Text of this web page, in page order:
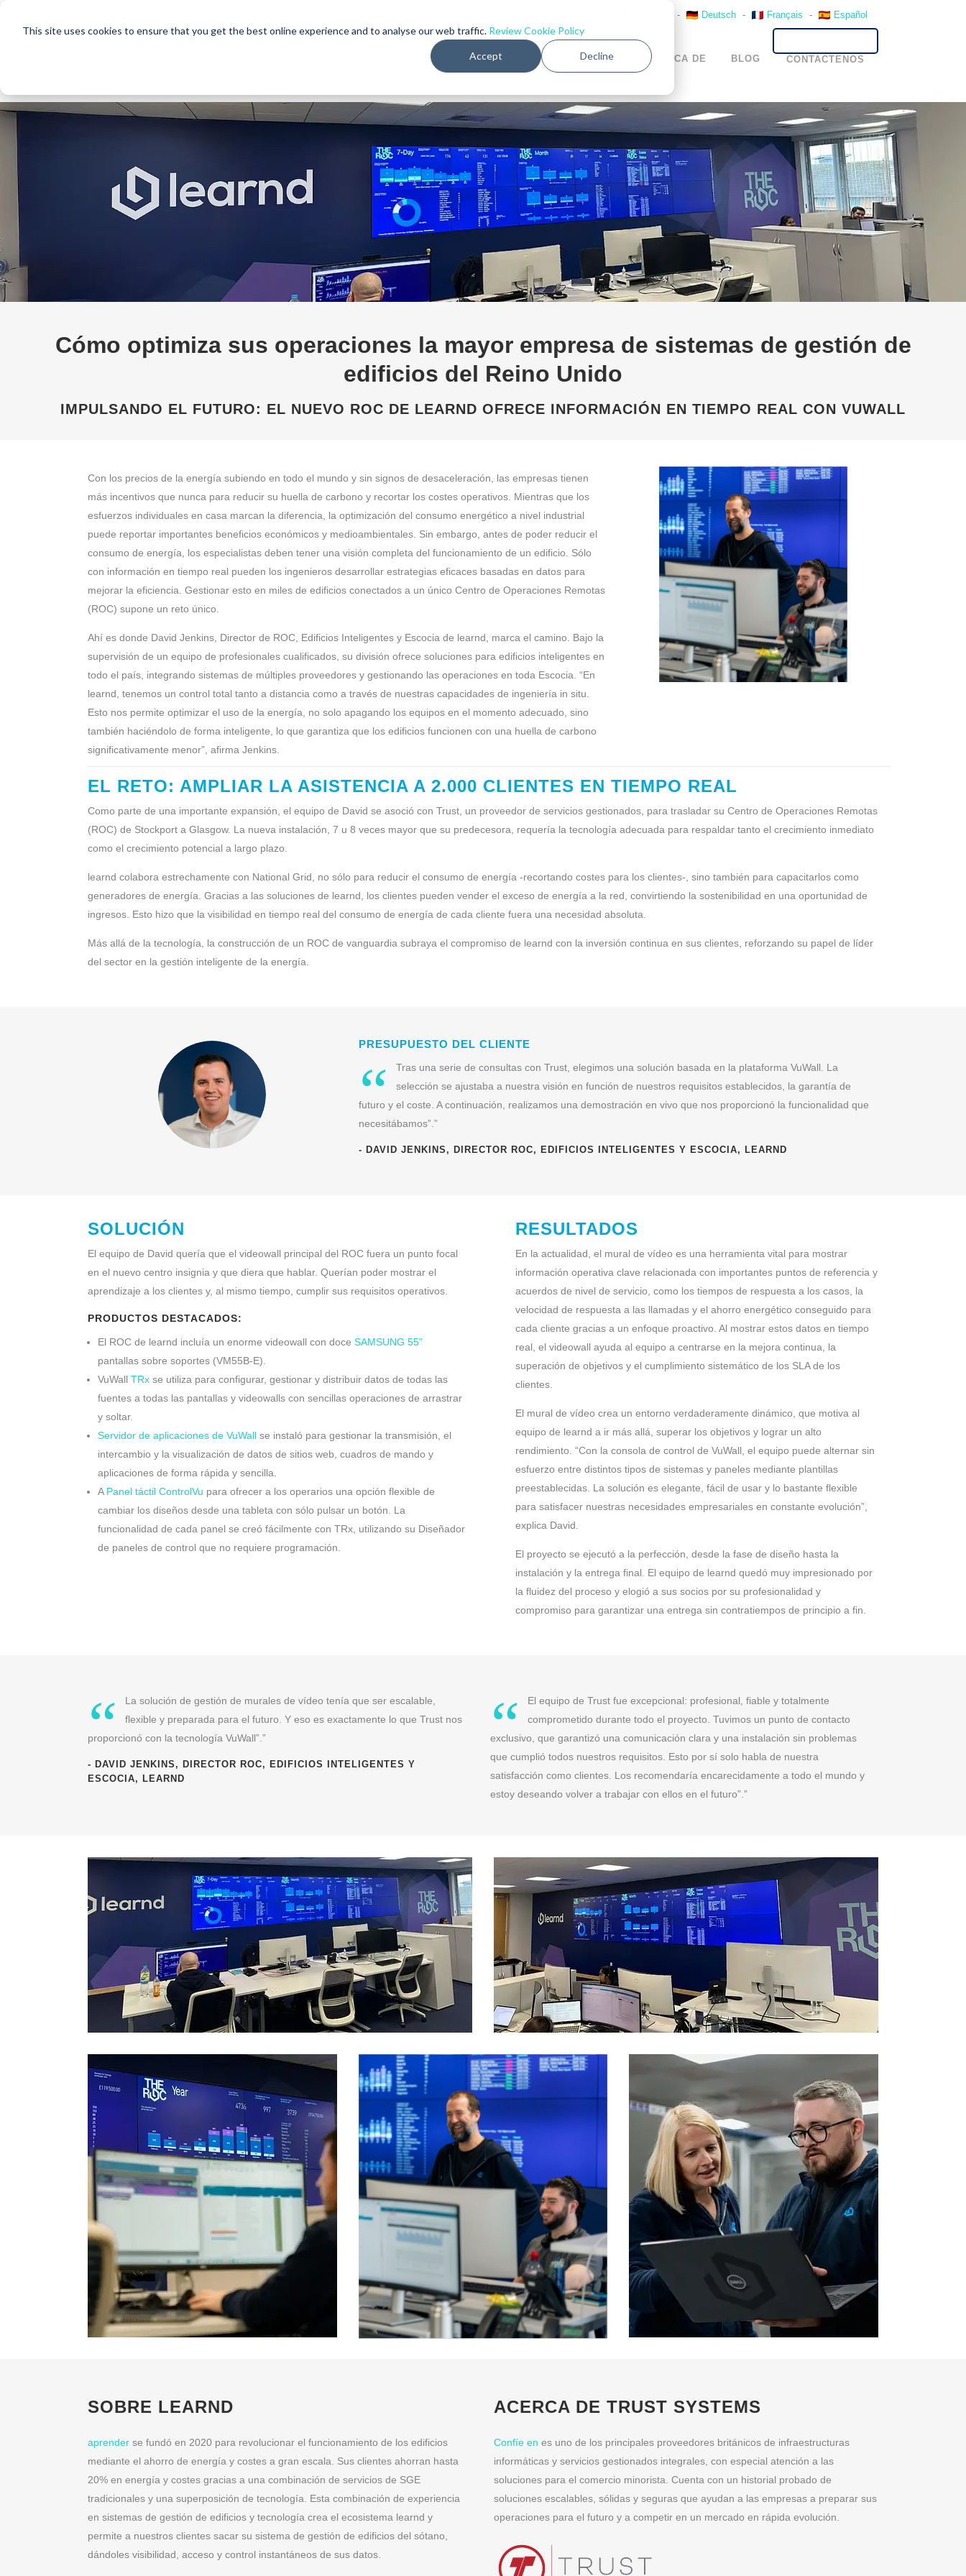
This site uses cookies to ensure that you get the best online experience and to analyse our web traffic. Review Cookie Policy
Accept Decline
- Deutsch - Français - Español
PRODUCTOS MERCADOS CLIENTES ACERCA DE BLOG CONTACTENOS
Cómo optimiza sus operaciones la mayor empresa de sistemas de gestión de
edificios del Reino Unido
IMPULSANDO EL FUTURO: EL NUEVO ROC DE LEARND OFRECE INFORMACIÓN EN TIEMPO REAL CON VUWALL
Con los precios de la energía subiendo en todo el mundo y sin signos de desaceleración, las empresas tienen
más incentivos que nunca para reducir su huella de carbono y recortar los costes operativos. Mientras que los
esfuerzos individuales en casa marcan la diferencia, la optimización del consumo energético a nivel industrial
puede reportar importantes beneficios económicos y medioambientales. Sin embargo, antes de poder reducir el
consumo de energía, los especialistas deben tener una visión completa del funcionamiento de un edificio. Sólo
con información en tiempo real pueden los ingenieros desarrollar estrategias eficaces basadas en datos para
mejorar la eficiencia. Gestionar esto en miles de edificios conectados a un único Centro de Operaciones Remotas
(ROC) supone un reto único.
Ahí es donde David Jenkins, Director de ROC, Edificios Inteligentes y Escocia de learnd, marca el camino. Bajo la
supervisión de un equipo de profesionales cualificados, su división ofrece soluciones para edificios inteligentes en
todo el país, integrando sistemas de múltiples proveedores y gestionando las operaciones en toda Escocia. “En
learnd, tenemos un control total tanto a distancia como a través de nuestras capacidades de ingeniería in situ.
Esto nos permite optimizar el uso de la energía, no solo apagando los equipos en el momento adecuado, sino
también haciéndolo de forma inteligente, lo que garantiza que los edificios funcionen con una huella de carbono
significativamente menor”, afirma Jenkins.
EL RETO: AMPLIAR LA ASISTENCIA A 2.000 CLIENTES EN TIEMPO REAL
Como parte de una importante expansión, el equipo de David se asoció con Trust, un proveedor de servicios gestionados, para trasladar su Centro de Operaciones Remotas
(ROC) de Stockport a Glasgow. La nueva instalación, 7 u 8 veces mayor que su predecesora, requería la tecnología adecuada para respaldar tanto el crecimiento inmediato
como el crecimiento potencial a largo plazo.
learnd colabora estrechamente con National Grid, no sólo para reducir el consumo de energía -recortando costes para los clientes-, sino también para capacitarlos como
generadores de energía. Gracias a las soluciones de learnd, los clientes pueden vender el exceso de energía a la red, convirtiendo la sostenibilidad en una oportunidad de
ingresos. Esto hizo que la visibilidad en tiempo real del consumo de energía de cada cliente fuera una necesidad absoluta.
Más allá de la tecnología, la construcción de un ROC de vanguardia subraya el compromiso de learnd con la inversión continua en sus clientes, reforzando su papel de líder
del sector en la gestión inteligente de la energía.
PRESUPUESTO DEL CLIENTE
“
Tras una serie de consultas con Trust, elegimos una solución basada en la plataforma VuWall. La
selección se ajustaba a nuestra visión en función de nuestros requisitos establecidos, la garantía de
futuro y el coste. A continuación, realizamos una demostración en vivo que nos proporcionó la funcionalidad que
necesitábamos”.”
- DAVID JENKINS, DIRECTOR ROC, EDIFICIOS INTELIGENTES Y ESCOCIA, LEARND
SOLUCIÓN
El equipo de David quería que el videowall principal del ROC fuera un punto focal
en el nuevo centro insignia y que diera que hablar. Querían poder mostrar el
aprendizaje a los clientes y, al mismo tiempo, cumplir sus requisitos operativos.
PRODUCTOS DESTACADOS:
El ROC de learnd incluía un enorme videowall con doce SAMSUNG 55”
pantallas sobre soportes (VM55B-E).
VuWall TRx se utiliza para configurar, gestionar y distribuir datos de todas las
fuentes a todas las pantallas y videowalls con sencillas operaciones de arrastrar
y soltar.
Servidor de aplicaciones de VuWall se instaló para gestionar la transmisión, el
intercambio y la visualización de datos de sitios web, cuadros de mando y
aplicaciones de forma rápida y sencilla.
A Panel táctil ControlVu para ofrecer a los operarios una opción flexible de
cambiar los diseños desde una tableta con sólo pulsar un botón. La
funcionalidad de cada panel se creó fácilmente con TRx, utilizando su Diseñador
de paneles de control que no requiere programación.
RESULTADOS
En la actualidad, el mural de vídeo es una herramienta vital para mostrar
información operativa clave relacionada con importantes puntos de referencia y
acuerdos de nivel de servicio, como los tiempos de respuesta a los casos, la
velocidad de respuesta a las llamadas y el ahorro energético conseguido para
cada cliente gracias a un enfoque proactivo. Al mostrar estos datos en tiempo
real, el videowall ayuda al equipo a centrarse en la mejora continua, la
superación de objetivos y el cumplimiento sistemático de los SLA de los
clientes.
El mural de vídeo crea un entorno verdaderamente dinámico, que motiva al
equipo de learnd a ir más allá, superar los objetivos y lograr un alto
rendimiento. “Con la consola de control de VuWall, el equipo puede alternar sin
esfuerzo entre distintos tipos de sistemas y paneles mediante plantillas
preestablecidas. La solución es elegante, fácil de usar y lo bastante flexible
para satisfacer nuestras necesidades empresariales en constante evolución”,
explica David.
El proyecto se ejecutó a la perfección, desde la fase de diseño hasta la
instalación y la entrega final. El equipo de learnd quedó muy impresionado por
la fluidez del proceso y elogió a sus socios por su profesionalidad y
compromiso para garantizar una entrega sin contratiempos de principio a fin.
“
La solución de gestión de murales de vídeo tenía que ser escalable,
flexible y preparada para el futuro. Y eso es exactamente lo que Trust nos
proporcionó con la tecnología VuWall”.”
- DAVID JENKINS, DIRECTOR ROC, EDIFICIOS INTELIGENTES Y
ESCOCIA, LEARND
“
El equipo de Trust fue excepcional: profesional, fiable y totalmente
comprometido durante todo el proyecto. Tuvimos un punto de contacto
exclusivo, que garantizó una comunicación clara y una instalación sin problemas
que cumplió todos nuestros requisitos. Esto por sí solo habla de nuestra
satisfacción como clientes. Los recomendaría encarecidamente a todo el mundo y
estoy deseando volver a trabajar con ellos en el futuro”.”
SOBRE LEARND
aprender se fundó en 2020 para revolucionar el funcionamiento de los edificios
mediante el ahorro de energía y costes a gran escala. Sus clientes ahorran hasta
20% en energía y costes gracias a una combinación de servicios de SGE
tradicionales y una superposición de tecnología. Esta combinación de experiencia
en sistemas de gestión de edificios y tecnología crea el ecosistema learnd y
permite a nuestros clientes sacar su sistema de gestión de edificios del sótano,
dándoles visibilidad, acceso y control instantáneos de sus datos.
ACERCA DE TRUST SYSTEMS
Confíe en es uno de los principales proveedores británicos de infraestructuras
informáticas y servicios gestionados integrales, con especial atención a las
soluciones para el comercio minorista. Cuenta con un historial probado de
soluciones escalables, sólidas y seguras que ayudan a las empresas a preparar sus
operaciones para el futuro y a competir en un mercado en rápida evolución.